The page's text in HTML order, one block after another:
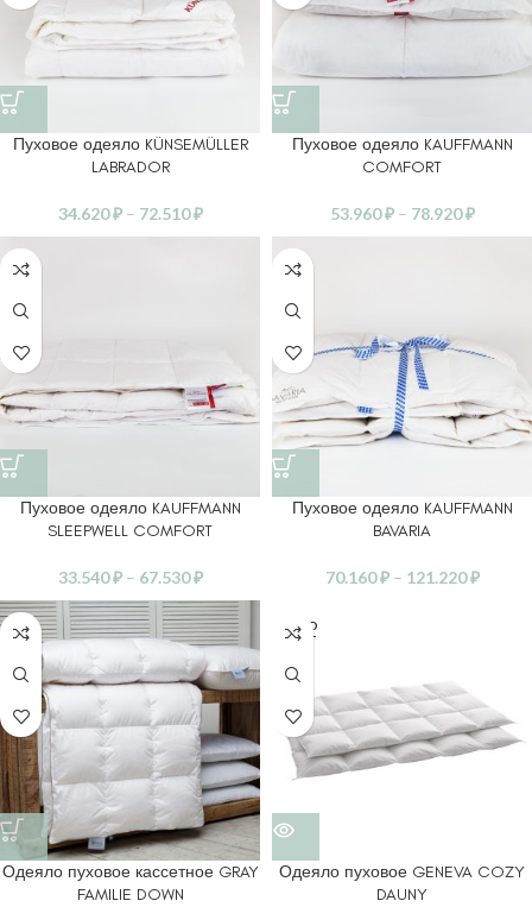
Пуховое одеяло KÜNSEMÜLLER
LABRADOR
34.620₽ – 72.510₽
Пуховое одеяло KAUFFMANN
COMFORT
53.960₽ – 78.920₽
Пуховое одеяло KAUFFMANN
SLEEPWELL COMFORT
33.540₽ – 67.530₽
Пуховое одеяло KAUFFMANN
BAVARIA
70.160₽ – 121.220₽
Одеяло пуховое кассетное GRAY
FAMILIE DOWN
SOLD
OUT
Одеяло пуховое GENEVA COZY
DAUNY